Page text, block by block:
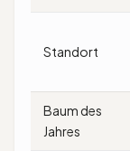
Standort
Baum des
Jahres